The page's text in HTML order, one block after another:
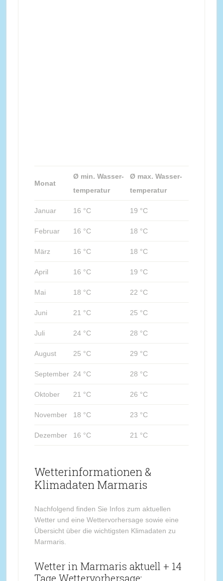
Monat
Ø min. Wasser-
temperatur
Ø max. Wasser-
temperatur
Januar 16 °C 19 °C
Februar 16 °C 18 °C
März 16 °C 18 °C
April 16 °C 19 °C
Mai 18 °C 22 °C
Juni 21 °C 25 °C
Juli 24 °C 28 °C
August 25 °C 29 °C
September 24 °C 28 °C
Oktober 21 °C 26 °C
November 18 °C 23 °C
Dezember 16 °C 21 °C
Wetterinformationen &
Klimadaten Marmaris
Nachfolgend finden Sie Infos zum aktuellen
Wetter und eine Wettervorhersage sowie eine
Übersicht über die wichtigsten Klimadaten zu
Marmaris.
Wetter in Marmaris aktuell + 14
Tage Wettervorhersage: